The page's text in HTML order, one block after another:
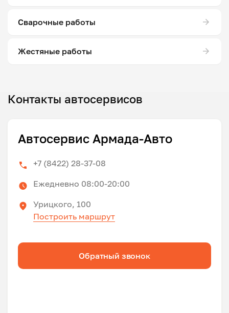
Сварочные работы
Жестяные работы
Контакты автосервисов
Автосервис Армада-Авто
+7 (8422) 28-37-08
Ежедневно 08:00-20:00
Урицкого, 100
Построить маршрут
Обратный звонок